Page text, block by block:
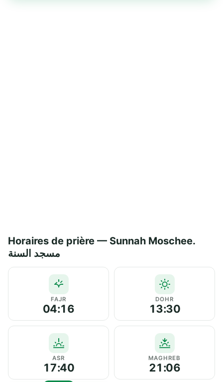
Horaires de prière — Sunnah Moschee.
مسجد السنة
FAJR
04:16
DOHR
13:30
ASR
17:40
MAGHREB
21:06